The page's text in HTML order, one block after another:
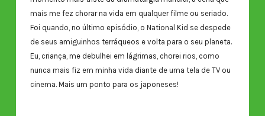
mais me fez chorar na vida em qualquer filme ou seriado.
Foi quando, no último episódio, o National Kid se despede
de seus amiguinhos terráqueos e volta para o seu planeta.
Eu, criança, me debulhei em lágrimas, chorei rios, como
nunca mais fiz em minha vida diante de uma tela de TV ou
cinema. Mais um ponto para os japoneses!